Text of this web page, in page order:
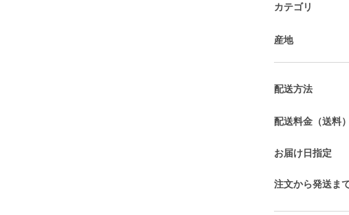
カテゴリ
産地
配送方法
配送料金（送料）
お届け日指定
注文から発送ま